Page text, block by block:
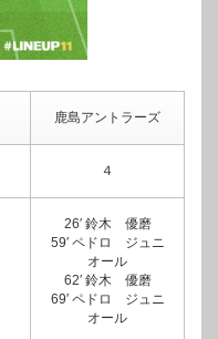
鹿島アントラーズ
４
26′ 鈴木 優磨
59′ ペドロ ジュニ
オール
62′ 鈴木 優磨
69′ ペドロ ジュニ
オール